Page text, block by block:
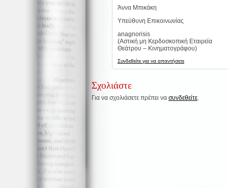
Άννα Μπικάκη
Υπεύθυνη Επικοινωνίας
anagnorisis
(Αστική μη Κερδοσκοπική Εταιρεία
Θεάτρου – Κινηματογράφου)
Συνδεθείτε για να απαντήσετε
Σχολιάστε
Για να σχολιάσετε πρέπει να συνδεθείτε